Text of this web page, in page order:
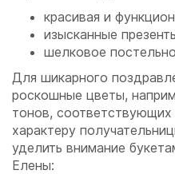
красивая и
изысканные
шелковое
Для шикарного
роскошные цветы,
тонов,
характеру
уделить внимание
Елены: